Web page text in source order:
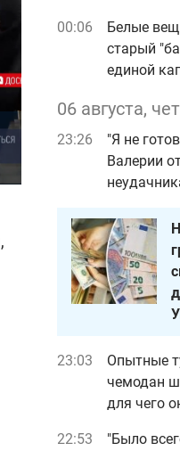
00:06
Белые
старый
единой
06 августа,
23:26
"Я не
Валерии
23:03
Опытные
чемодан
для чего
22:53
"Было